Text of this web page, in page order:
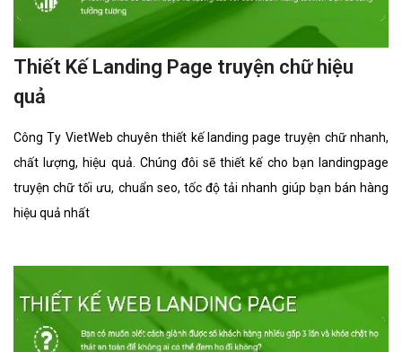
Thiết Kế Landing Page truyện chữ hiệu
quả
Công Ty VietWeb chuyên thiết kế landing page truyện chữ nhanh,
chất lượng, hiệu quả. Chúng đôi sẽ thiết kế cho bạn landingpage
truyện chữ tối ưu, chuẩn seo, tốc độ tải nhanh giúp bạn bán hàng
hiệu quả nhất